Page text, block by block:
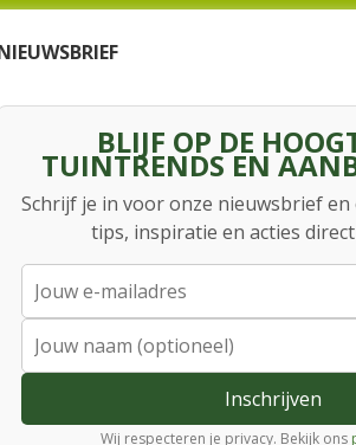
BLIJF OP DE
TUINTRENDS EN
Schrijf je in voor onze nieuwsbrief en
tips, inspiratie en acties
Inschrijven
Wij respecteren je privacy. Bekijk ons